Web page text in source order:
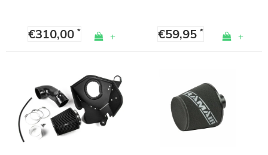
€310,00* + €59,95* +